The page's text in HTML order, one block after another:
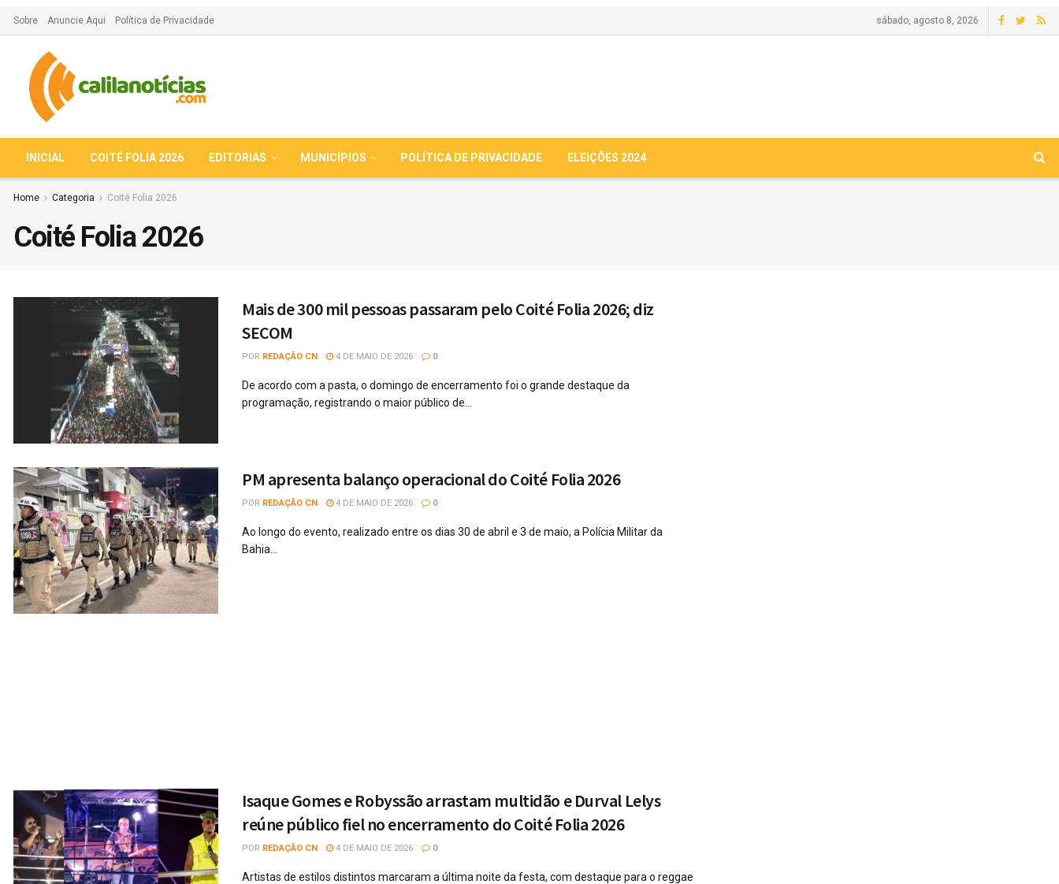
Sobre Anuncie Aqui Política de Privacidade sábado, agosto 8, 2026
INICIAL COITÉ FOLIA 2026 EDITORIAS MUNICÍPIOS POLÍTICA DE PRIVACIDADE ELEIÇÕES 2024
Home Categoria Coité Folia 2026
Coité Folia 2026
Mais de 300 mil pessoas passaram pelo Coité Folia 2026; diz
SECOM
POR REDAÇÃO CN 4 DE MAIO DE 2026 0
De acordo com a pasta, o domingo de encerramento foi o grande destaque da
programação, registrando o maior público de...
PM apresenta balanço operacional do Coité Folia 2026
POR REDAÇÃO CN 4 DE MAIO DE 2026 0
Ao longo do evento, realizado entre os dias 30 de abril e 3 de maio, a Polícia Militar da
Bahia...
Isaque Gomes e Robyssão arrastam multidão e Durval Lelys
reúne público fiel no encerramento do Coité Folia 2026
POR REDAÇÃO CN 4 DE MAIO DE 2026 0
Artistas de estilos distintos marcaram a última noite da festa, com destaque para o reggae